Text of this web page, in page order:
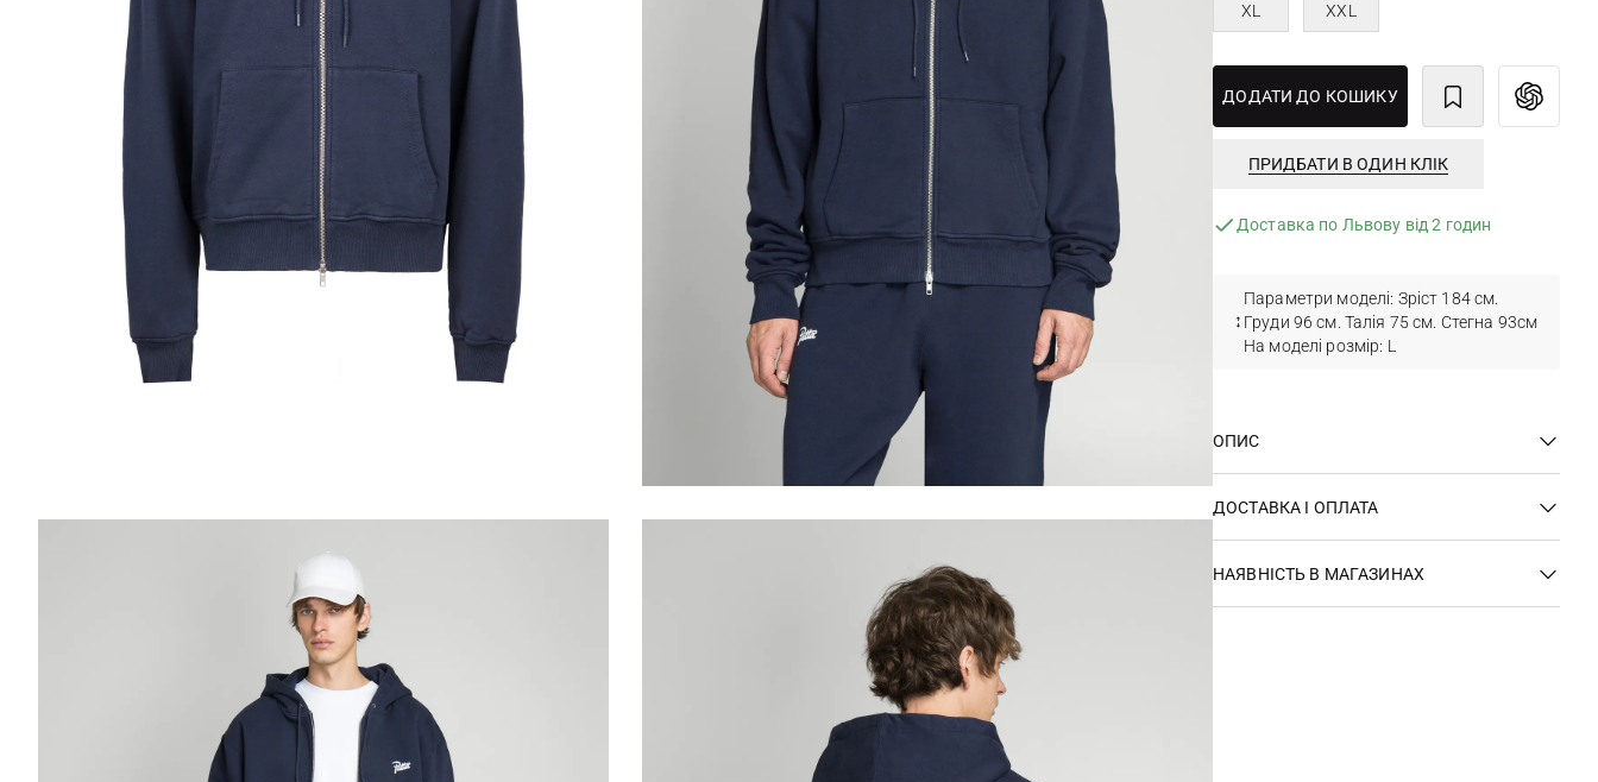
XL XXL
ДОДАТИ ДО КОШИКУ
ПРИДБАТИ В ОДИН КЛІК
Доставка по Львову від 2 годин
Параметри моделі: Зріст 184 см.
Груди 96 см. Талія 75 см. Стегна 93см
На моделі розмір: L
ОПИС
ДОСТАВКА І ОПЛАТА
НАЯВНІСТЬ В МАГАЗИНАХ